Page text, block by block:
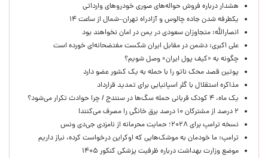
هشدار درباره فروش حواله‌های صوری خودروهای وارداتی
یکطرفه شدن جاده چالوس و آزادراه تهران–شمال از ساعت ۱۴
انصارالله: متجاوزان سعودی در یمن در امان نخواهند بود
علی اکبری: دشمن در مقابل ایران شکست مفتضحانه‌ای خورده است
چگونه به «کیف پول ایران» وصل شویم؟
پوتین قصد محک ناتو را با حمله به یک کشور عضو دارد
مذاکره استقلال با گلر اسپانیایی برای تمدید قرارداد
یک ماه، ۴ کودک قربانی حمله سگ‌ها در سنندج / چرا حوادث تکرار می‌شود؟
۲ درصد از مشترکان ۱۰ درصد برق خانگی را مصرف می‌کنند!
نسخه ترامپ برای ۲۰۲۸؛ حمایت محرمانه از نامزدی جی‌دی ونس
ترامپ: ما خودمان به موشک‌هایی که اوکراین درخواست کرده، نیاز داریم
موضع وزارت بهداشت درباره ظرفیت پزشکی کنکور ۱۴۰۵